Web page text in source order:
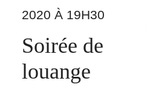
2020 À 19H30
Soirée de
louange